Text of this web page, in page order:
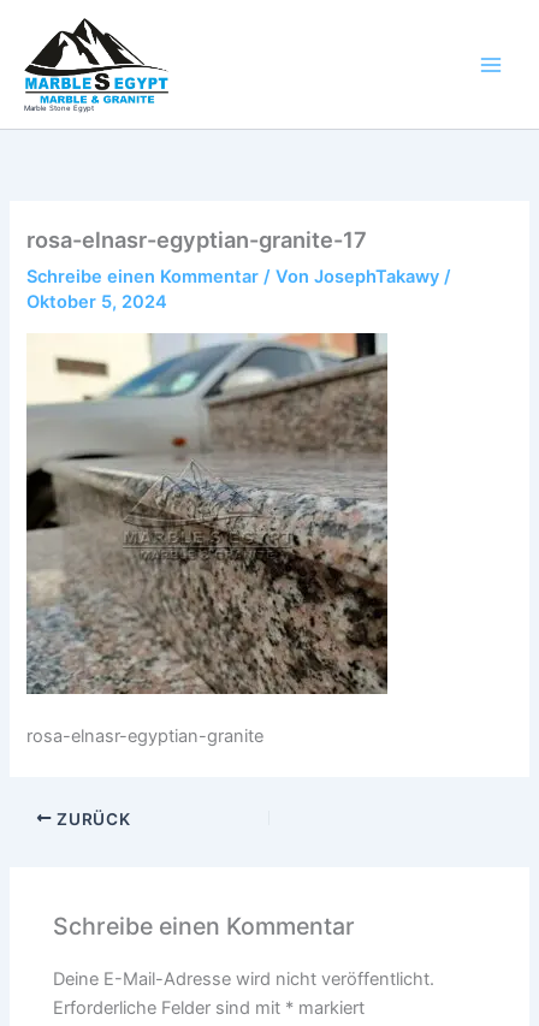
Inhalt
springen
Marble Stone Egypt
rosa-elnasr-egyptian-granite-17
Schreibe einen Kommentar / VonJosephTakawy/
Oktober 5, 2024
rosa-elnasr-egyptian-granite
ZURÜCK
Schreibe einen Kommentar
Deine E-Mail-Adresse wird nicht veröffentlicht.
Erforderliche Felder sind mit * markiert